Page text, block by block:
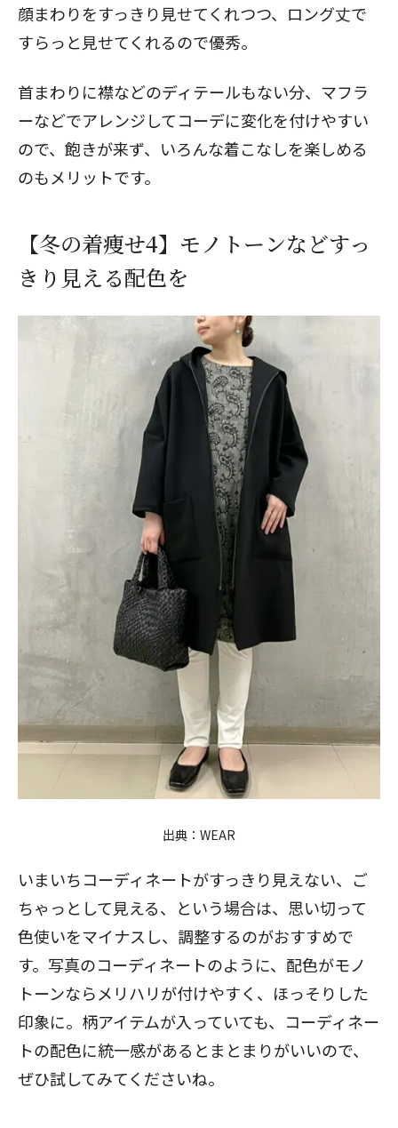
顔まわりをすっきり見せてくれつつ、ロング丈で
すらっと見せてくれるので優秀。
首まわりに襟などのディテールもない分、マフラ
ーなどでアレンジしてコーデに変化を付けやすい
ので、飽きが来ず、いろんな着こなしを楽しめる
のもメリットです。
【冬の着痩せ4】モノトーンなどすっ
きり見える配色を
出典： WEAR
いまいちコーディネートがすっきり見えない、ご
ちゃっとして見える、という場合は、思い切って
色使いをマイナスし、調整するのがおすすめで
す。写真のコーディネートのように、配色がモノ
トーンならメリハリが付けやすく、ほっそりした
印象に。柄アイテムが入っていても、コーディネー
トの配色に統一感があるとまとまりがいいので、
ぜひ試してみてくださいね。